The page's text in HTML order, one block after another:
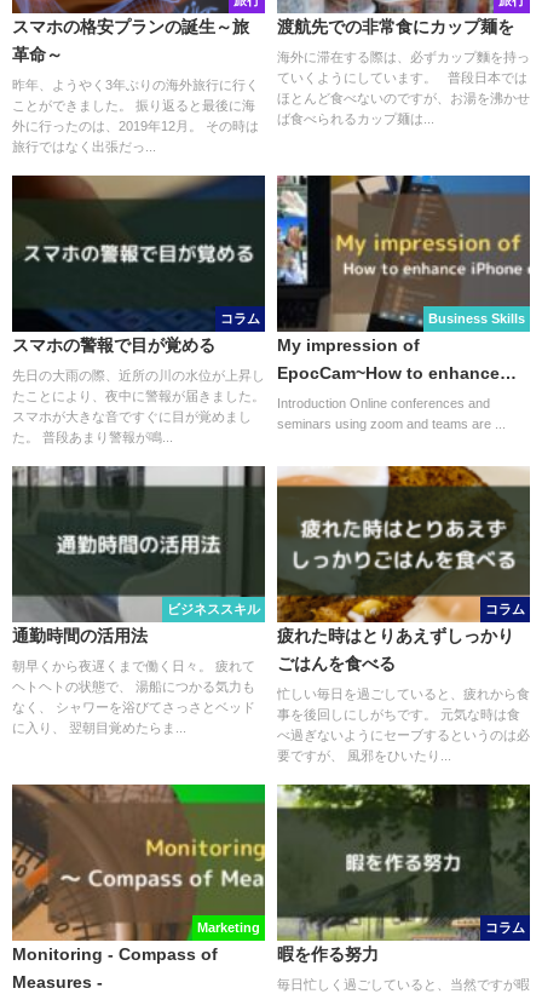
スマホの格安プランの誕生～旅
革命～
昨年、ようやく3年ぶりの海外旅行に行く
ことができました。 振り返ると最後に海
外に行ったのは、2019年12月。 その時は
旅行ではなく出張だっ...
渡航先での非常食にカップ麺を
海外に滞在する際は、必ずカップ麵を持っ
ていくようにしています。 普段日本では
ほとんど食べないのですが、お湯を沸かせ
ば食べられるカップ麺は...
コラム
スマホの警報で目が覚める
先日の大雨の際、近所の川の水位が上昇し
たことにより、夜中に警報が届きました。
スマホが大きな音ですぐに目が覚めまし
た。 普段あまり警報が鳴...
Business Skills
My impression of
EpocCam~How to enhance
iPhone on Business~
Introduction Online conferences and
seminars using zoom and teams are ...
ビジネススキル
通勤時間の活用法
朝早くから夜遅くまで働く日々。 疲れて
ヘトヘトの状態で、 湯船につかる気力も
なく、 シャワーを浴びてさっさとベッド
に入り、 翌朝目覚めたらま...
コラム
疲れた時はとりあえずしっかり
ごはんを食べる
忙しい毎日を過ごしていると、疲れから食
事を後回しにしがちです。 元気な時は食
べ過ぎないようにセーブするというのは必
要ですが、 風邪をひいたり...
Marketing
Monitoring - Compass of
Measures -
コラム
暇を作る努力
毎日忙しく過ごしていると、当然ですが暇